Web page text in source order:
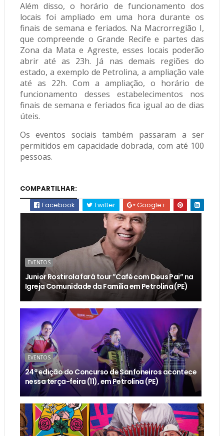
Além disso, o horário de funcionamento dos
locais foi ampliado em uma hora durante os
finais de semana e feriados. Na Macrorregião I,
que compreende o Grande Recife e partes das
Zona da Mata e Agreste, esses locais poderão
abrir até as 23h. Já nas demais regiões do
estado, a exemplo de Petrolina, a ampliação vale
até as 22h. Com a ampliação, o horário de
funcionamento desses estabelecimentos nos
finais de semana e feriados fica igual ao de dias
úteis.
Os eventos sociais também passaram a ser
permitidos em capacidade dobrada, com até 100
pessoas.
COMPARTILHAR:
Facebook
Twitter Google+
EVENTOS
Junior Rostirola fará tour ”Café com Deus Pai” na
Igreja Comunidade da Família em Petrolina (PE)
EVENTOS
24ª edição do Concurso de Sanfoneiros acontece
nessa terça-feira (11), em Petrolina (PE)